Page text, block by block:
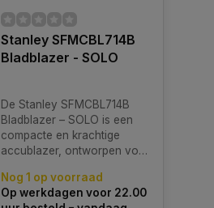
Stanley SFMCBL714B
Bladblazer - SOLO
De Stanley SFMCBL714B
Bladblazer – SOLO is een
compacte en krachtige
accublazer, ontworpen voor
efficiënt bladeren, vuil of
stof willen verwijderen.
Nog 1 op voorraad
Op werkdagen voor 22.00